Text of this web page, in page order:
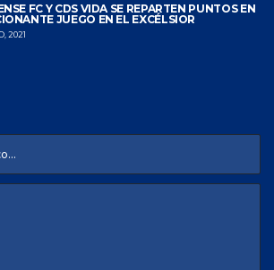
FC Y CDS VIDA SE REPARTEN PUNTOS EN
JUEGO EN EL EXCÉLSIOR
2021